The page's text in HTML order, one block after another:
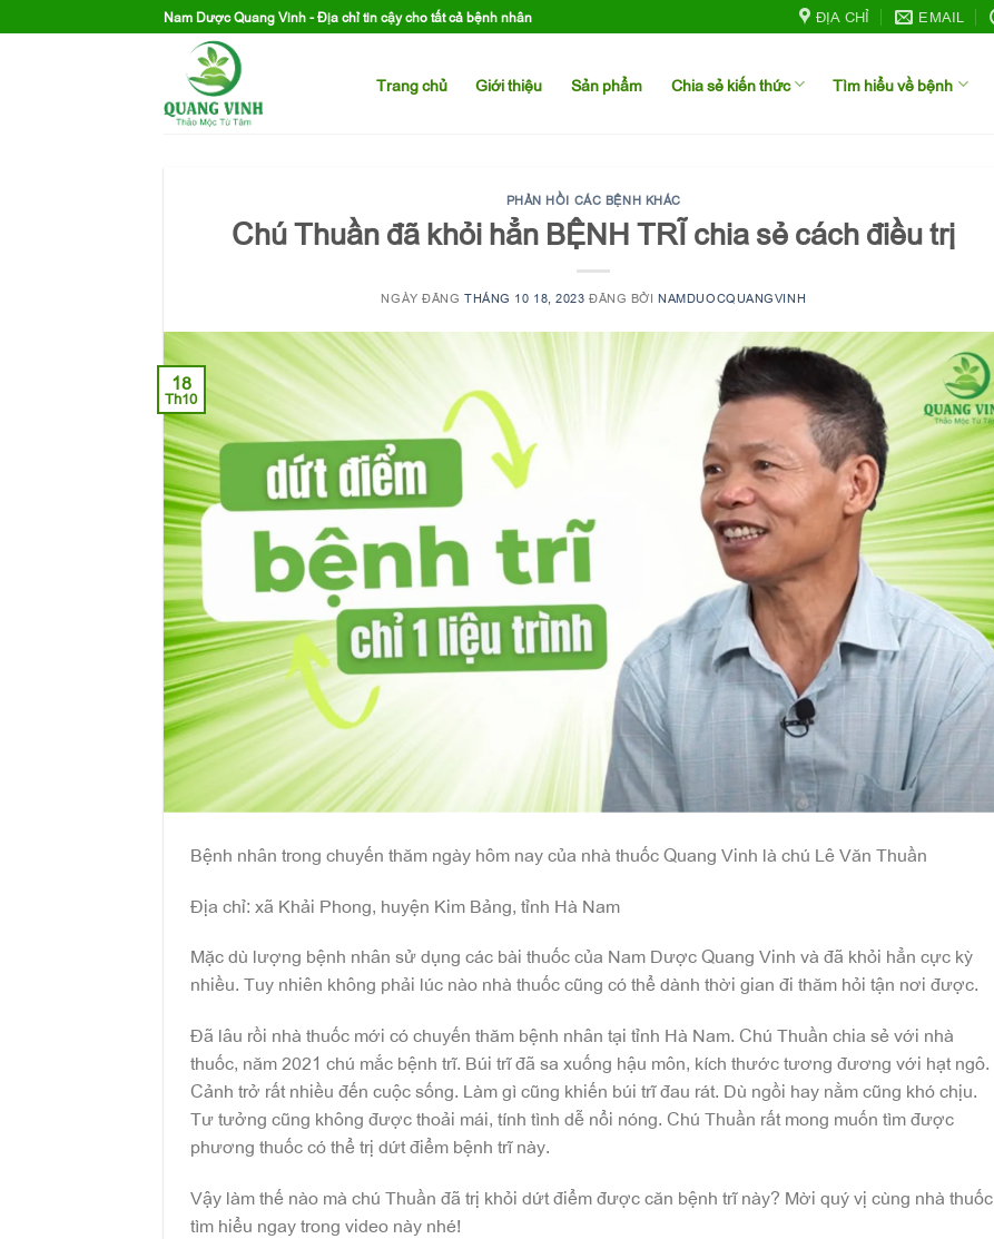
to
Nam Dược Quang Vinh - Địa chỉ tin cậy cho tất cả bệnh nhân ĐỊA CHỈ EMAIL
Trang chủ Giới thiệu Sản phẩm Chia sẻ kiến thức Tìm hiểu về bệnh
PHẢN HỒI CÁC BỆNH KHÁC
Chú Thuần đã khỏi hẳn BỆNH TRĨ chia sẻ cách điều trị
NGÀY ĐĂNG THÁNG 10 18, 2023 ĐĂNG BỞINAMDUOCQUANGVINH
18
Th10
Bệnh nhân trong chuyến thăm ngày hôm nay của nhà thuốc Quang Vinh là chú Lê Văn Thuần
Địa chỉ: xã Khải Phong, huyện Kim Bảng, tỉnh Hà Nam
Mặc dù lượng bệnh nhân sử dụng các bài thuốc của Nam Dược Quang Vinh và đã khỏi hẳn cực kỳ
nhiều. Tuy nhiên không phải lúc nào nhà thuốc cũng có thể dành thời gian đi thăm hỏi tận nơi được.
Đã lâu rồi nhà thuốc mới có chuyến thăm bệnh nhân tại tỉnh Hà Nam. Chú Thuần chia sẻ với nhà
thuốc, năm 2021 chú mắc bệnh trĩ. Búi trĩ đã sa xuống hậu môn, kích thước tương đương với hạt ngô.
Cảnh trở rất nhiều đến cuộc sống. Làm gì cũng khiến búi trĩ đau rát. Dù ngồi hay nằm cũng khó chịu.
Tư tưởng cũng không được thoải mái, tính tình dễ nổi nóng. Chú Thuần rất mong muốn tìm được
phương thuốc có thể trị dứt điểm bệnh trĩ này.
Vậy làm thế nào mà chú Thuần đã trị khỏi dứt điểm được căn bệnh trĩ này? Mời quý vị cùng nhà thuốc
tìm hiểu ngay trong video này nhé!